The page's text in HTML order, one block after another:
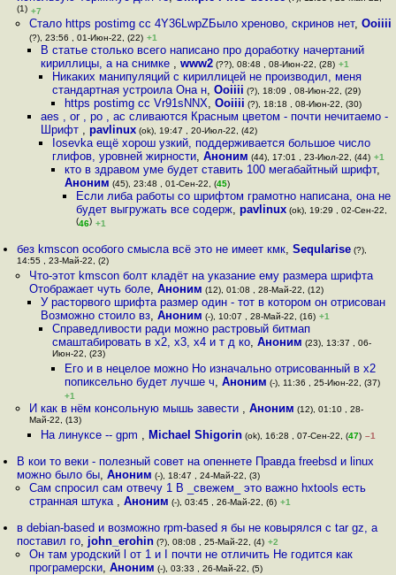
(1) +7
Стало https postimg cc 4Y36LwpZБыло хреново, скринов нет, Ooiiii
(?), 23:56 , 01-Июн-22, (22) +1
В статье столько всего написано про доработку начертаний
кириллицы, а на снимке , www2(??), 08:48 , 08-Июн-22, (28) +1
Никаких манипуляций с кириллицей не производил, меня
стандартная устроила Она н,Ooiiii (?), 18:09 , 08-Июн-22, (29)
https postimg cc Vr91sNNX, Ooiiii (?), 18:18 , 08-Июн-22, (30)
aes , or , po , ac сливаются Красным цветом - почти нечитаемо -
Шрифт , pavlinux(ok), 19:47 , 20-Июл-22, (42)
Iosevka ещё хорош узкий, поддерживается большое число
глифов, уровней жирности,Аноним (44), 17:01 , 23-Июл-22, (44) +1
кто в здравом уме будет ставить 100 мегабайтный шрифт,
Аноним (45), 23:48 , 01-Сен-22, (45)
Если либа работы со шрифтом грамотно написана, она не
будет выгружать все содерж, pavlinux(ok), 19:29 , 02-Сен-22,
(46) +1
без kmscon особого смысла всё это не имеет кмк,Seqularise (?),
14:55 , 23-Май-22, (2)
Что-этот kmscon болт кладёт на указание ему размера шрифта
Отображает чуть боле, Аноним (12), 01:08 , 28-Май-22, (12)
У расторвого шрифта размер один - тот в котором он отрисован
Возможно стоило вз, Аноним (-), 10:07 , 28-Май-22, (16) +1
Справедливости ради можно растровый битмап
смаштабировать в x2, x3, x4 и т д ко,Аноним (23), 13:37 , 06-
Июн-22, (23)
Его и в нецелое можно Но изначально отрисованный в х2
попиксельно будет лучше ч, Аноним (-), 11:36 , 25-Июн-22, (37)
+1
И как в нём консольную мышь завести , Аноним (12), 01:10 , 28-
Май-22, (13)
На линуксе -- gpm , Michael Shigorin(ok), 16:28 , 07-Сен-22, (47) –1
В кои то веки - полезный совет на опеннете Правда freebsd и linux
можно было бы,Аноним (-), 18:47 , 24-Май-22, (3)
Сам спросил сам отвечу 1 В _свежем_ это важно hxtools есть
странная штука , Аноним (-), 03:45 , 26-Май-22, (6) +1
в debian-based и возможно rpm-based я бы не ковырялся с tar gz, а
поставил го, john_erohin (?), 08:08 , 25-Май-22, (4) +2
Он там уродский l от 1 и I почти не отличить Не годится как
програмерски, Аноним (-), 03:33 , 26-Май-22, (5)